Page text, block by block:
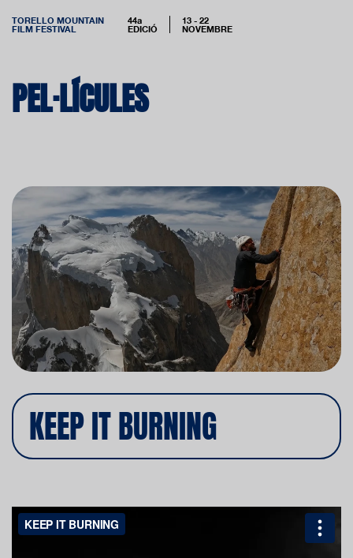
TORELLO MOUNTAIN
FILM FESTIVAL
44a
EDICIÓ
13 - 22
NOVEMBRE
PEL·LÍCULES
KEEP IT BURNING